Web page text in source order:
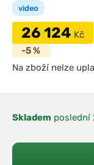
video
26 124 Kč
-5 %
Na zboží nelze
Skladem poslední